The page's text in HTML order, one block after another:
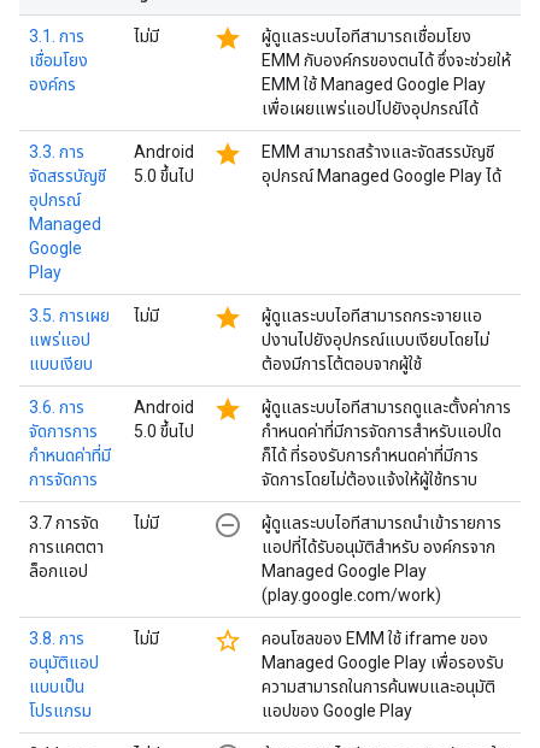
3.1. การ
เชื่อมโยง
องค์กร
ไม่มี star
ผู้ดูแลระบบไอทีสามารถเชื่อมโยง
EMM กับองค์กรของตนได้ ซึ่งจะช่วยให้
EMM ใช้ Managed Google Play
เพื่อเผยแพร่แอปไปยังอุปกรณ์ได้
3.3. การ
จัดสรรบัญชี
อุปกรณ์
Managed
Google
Play
Android
5.0 ขึ้นไป
star
EMM สามารถสร้างและจัดสรรบัญชี
อุปกรณ์ Managed Google Play ได้
3.5. การเผย
แพร่แอป
แบบเงียบ
ไม่มี star
ผู้ดูแลระบบไอทีสามารถกระจายแอ
ปงานไปยังอุปกรณ์แบบเงียบโดยไม่
ต้องมีการโต้ตอบจากผู้ใช้
3.6. การ
จัดการการ
กำหนดค่าที่มี
การจัดการ
Android
5.0 ขึ้นไป
star
ผู้ดูแลระบบไอทีสามารถดูและตั้งค่าการ
กำหนดค่าที่มีการจัดการสำหรับแอปใด
ก็ได้ ที่รองรับการกำหนดค่าที่มีการ
จัดการโดยไม่ต้องแจ้งให้ผู้ใช้ทราบ
3.7 การจัด
การแคตตา
ล็อกแอป
ไม่มี remove_circle_outline
ผู้ดูแลระบบไอทีสามารถนำเข้ารายการ
แอปที่ได้รับอนุมัติสำหรับ องค์กรจาก
Managed Google Play
(play.google.com/work)
3.8. การ
อนุมัติแอป
แบบเป็น
โปรแกรม
ไม่มี star_border
คอนโซลของ EMM ใช้ iframe ของ
Managed Google Play เพื่อรองรับ
ความสามารถในการค้นพบและอนุมัติ
แอปของ Google Play